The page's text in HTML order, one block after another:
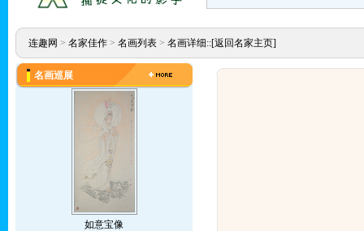
连趣网 > 名家佳作> 名画列表> 名画详细::[返回名家主页]
名画巡展
如意宝像